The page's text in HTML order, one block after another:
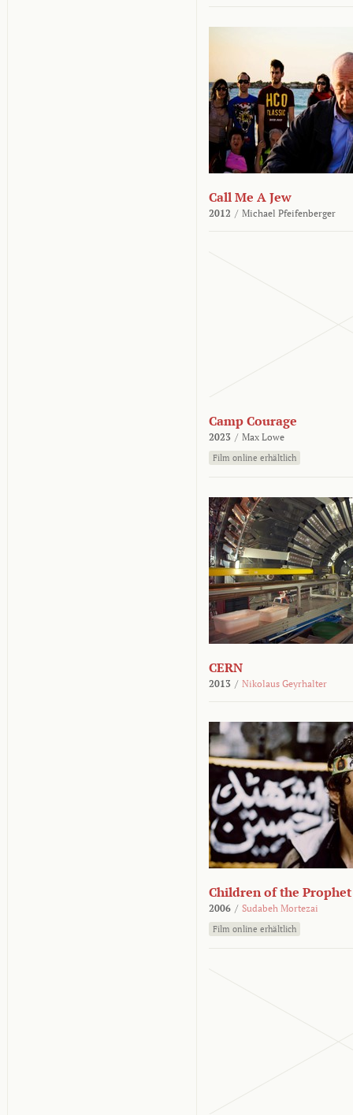
Call Me A Jew
2012 / Michael Pfeifenberger
Camp Courage
2023 / Max Lowe
Film online erhältlich
CERN
2013 / Nikolaus Geyrhalter
Children of the Prophet
2006 / Sudabeh Mortezai
Film online erhältlich